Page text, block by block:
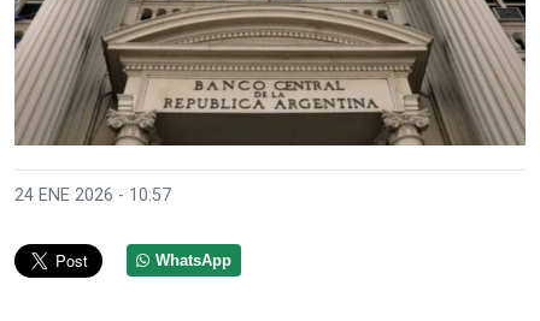
24 ENE 2026 - 10:57
WhatsApp